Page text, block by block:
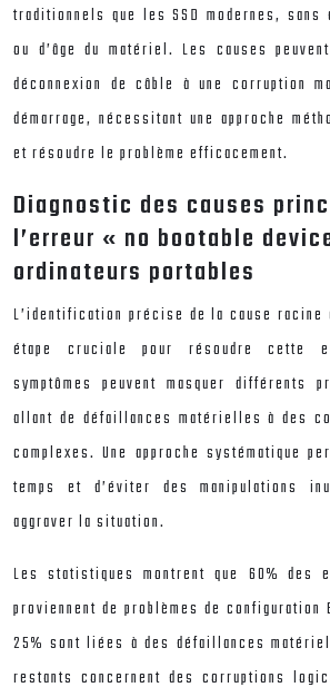
traditionnels que les SSD modernes, sans
ou d’âge du matériel. Les causes
déconnexion de câble à une corruption
démarrage, nécessitant une approche
et résoudre le problème efficacement.
Diagnostic des causes
l’erreur « no bootable
ordinateurs portables
L’identification précise de la cause
étape cruciale pour résoudre cette
symptômes peuvent masquer différents
allant de défaillances matérielles à des
complexes. Une approche systématique
temps et d’éviter des manipulations
aggraver la situation.
Les statistiques montrent que 60% des
proviennent de problèmes de configuration
25% sont liées à des défaillances
restants concernent des corruptions